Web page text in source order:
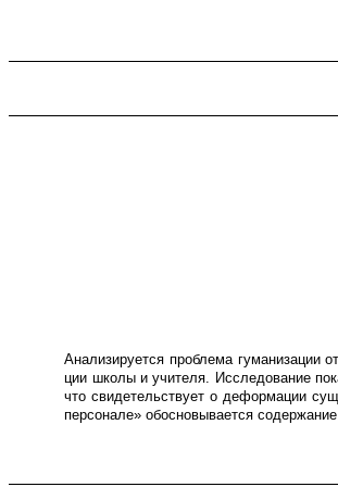
Анализируется проблема гуманизации
ции школы и учителя. Иссле­до­ва­ние
что свиде­тель­ству­ет о деформации
персо­на­ле» обосно­вы­ва­ет­ся